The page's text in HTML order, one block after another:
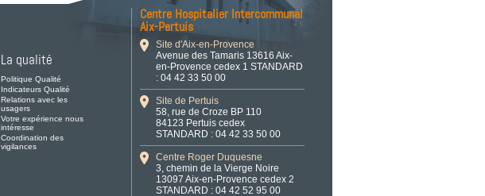
La qualité
Politique Qualité
Indicateurs Qualité
Relations avec les
usagers
Votre expérience nous
intéresse
Coordination des
vigilances
Centre Hospitalier Intercommunal
Aix-Pertuis
Site d'Aix-en-Provence
Avenue des Tamaris 13616 Aix-
en-Provence cedex 1 STANDARD
: 04 42 33 50 00
Site de Pertuis
58, rue de Croze BP 110
84123 Pertuis cedex
STANDARD : 04 42 33 50 00
Centre Roger Duquesne
3, chemin de la Vierge Noire
13097 Aix-en-Provence cedex 2
STANDARD : 04 42 52 95 00